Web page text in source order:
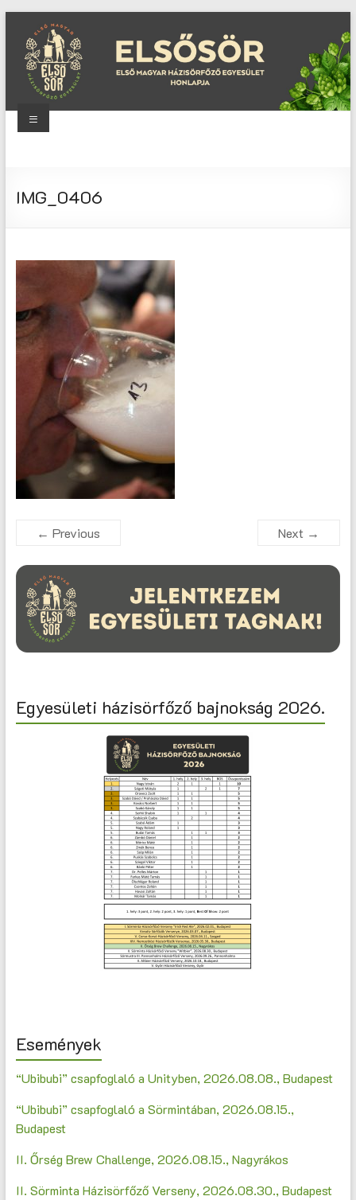
content
Magyar
Menu
IMG_0406
← Previous Next →
Egyesületi házisörfőző bajnokság 2026.
Események
“Ubibubi” csapfoglaló a Unityben, 2026.08.08., Budapest
“Ubibubi” csapfoglaló a Sörmintában, 2026.08.15.,
Budapest
II. Őrség Brew Challenge, 2026.08.15., Nagyrákos
II. Sörminta Házisörfőző Verseny, 2026.08.30., Budapest